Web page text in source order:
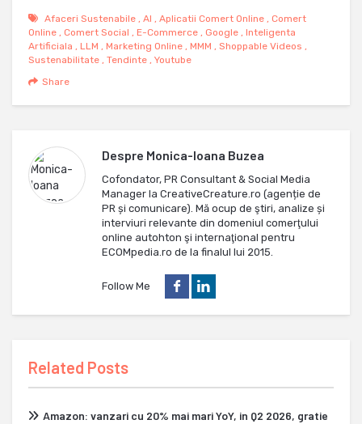
Afaceri Sustenabile , AI , Aplicatii Comert Online , Comert
Online , Comert Social , E-Commerce , Google , Inteligenta
Artificiala , LLM , Marketing Online , MMM , Shoppable Videos ,
Sustenabilitate , Tendinte , Youtube
Share
Despre Monica-Ioana Buzea
Cofondator, PR Consultant & Social Media
Manager la CreativeCreature.ro (agenție de
PR și comunicare). Mă ocup de ştiri, analize și
interviuri relevante din domeniul comerţului
online autohton şi internaţional pentru
ECOMpedia.ro de la finalul lui 2015.
Follow Me
Related Posts
Amazon: vanzari cu 20% mai mari YoY, in Q2 2026, gratie